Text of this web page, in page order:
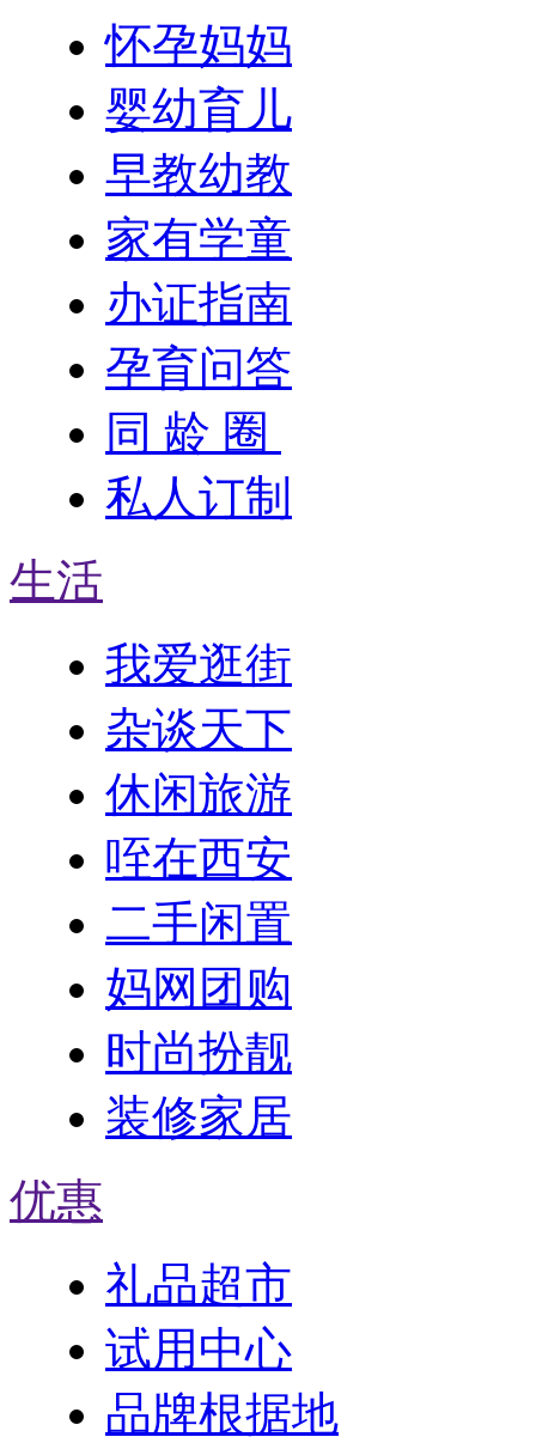
怀孕妈妈
婴幼育儿
早教幼教
家有学童
办证指南
孕育问答
同 龄 圈
私人订制
生活
我爱逛街
杂谈天下
休闲旅游
咥在西安
二手闲置
妈网团购
时尚扮靓
装修家居
优惠
礼品超市
试用中心
品牌根据地